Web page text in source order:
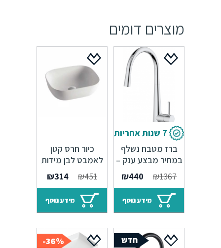
מוצרים דומים
7 שנות אחריות
ברז מטבח נשלף
במחיר מבצע ענק –
7 שנות אחריות
₪1367
המחיר
המקורי
היה:
₪1367.
₪440
הנוכחי
₪440.
מידע נוסף
כיור חרס קטן
לאמבט לבן מידות
360/250/115 מ"מ
₪451
המחיר
המקורי
היה:
₪451.
₪314
הנוכחי
הוא:
₪314.
מידע נוסף
36%-